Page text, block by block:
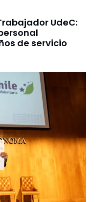
UdeC:
de servicio